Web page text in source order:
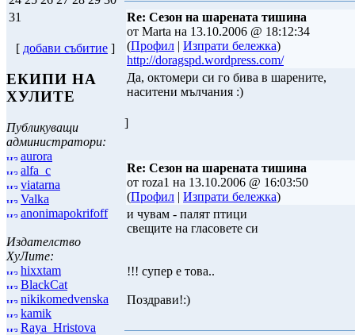
31
[ добави събитие ]
ЕКИПИ НА
ХУЛИТЕ
Публикуващи
администратори:
aurora
alfa_c
viatarna
Valka
anonimapokrifoff
Издателство
ХуЛите:
hixxtam
BlackCat
nikikomedvenska
kamik
Raya_Hristova
Re: Сезон на шарената тишина
от Marta на 13.10.2006 @ 18:12:34
(Профил | Изпрати бележка)
http://doragspd.wordpress.com/
Да, октомери си го бива в шарените,
наситени мълчания :)
]
Re: Сезон на шарената тишина
от roza1 на 13.10.2006 @ 16:03:50
(Профил | Изпрати бележка)
и чувам - палят птици
свещите на гласовете си
!!! супер е това..
Поздрави!:)